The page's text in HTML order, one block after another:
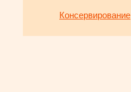
Консервирование